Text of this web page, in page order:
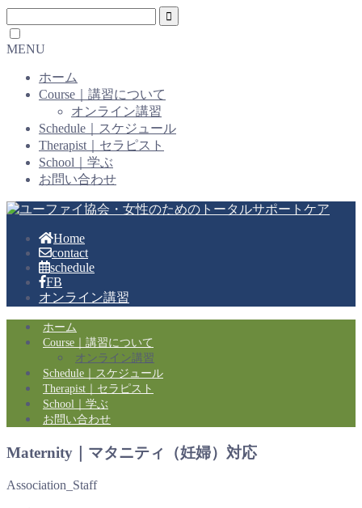
MENU
ホーム
Course｜講習について
オンライン講習
Schedule｜スケジュール
Therapist｜セラピスト
School｜学ぶ
お問い合わせ
Home
contact
schedule
FB
オンライン講習
ホーム
Course｜講習について
オンライン講習
Schedule｜スケジュール
Therapist｜セラピスト
School｜学ぶ
お問い合わせ
Maternity｜マタニティ（妊婦）対応
Association_Staff